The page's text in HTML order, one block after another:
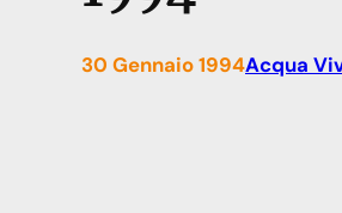
30 Gennaio 1994Acqua